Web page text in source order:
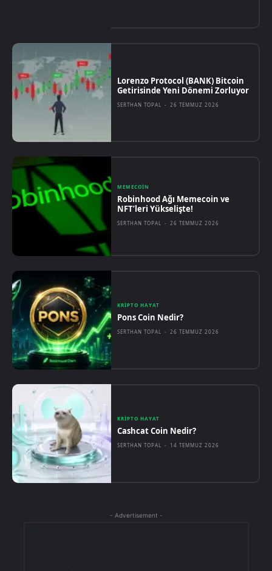
Lorenzo Protocol (BANK) Bitcoin
Getirisinde Yeni Dönemi Zorluyor
SERTHAN TOPAL - 26 TEMMUZ 2026
MEMECOIN
Robinhood Ağı Memecoin ve
NFT’leri Yükselişte!
SERTHAN TOPAL - 26 TEMMUZ 2026
KRIPTO HAYAT
Pons Coin Nedir?
SERTHAN TOPAL - 26 TEMMUZ 2026
KRIPTO HAYAT
Cashcat Coin Nedir?
SERTHAN TOPAL - 14 TEMMUZ 2026
- Advertisement -